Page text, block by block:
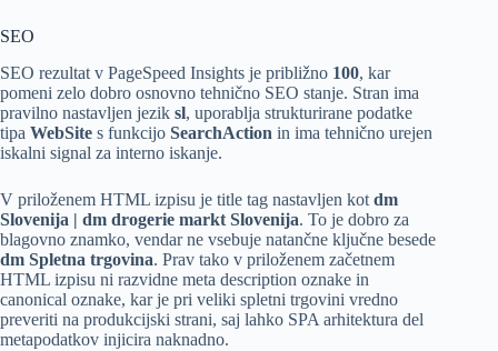
SEO
SEO rezultat v PageSpeed Insights je približno 100, kar
pomeni zelo dobro osnovno tehnično SEO stanje. Stran ima
pravilno nastavljen jezik sl, uporablja strukturirane podatke
tipa WebSite s funkcijo SearchAction in ima tehnično urejen
iskalni signal za interno iskanje.
V priloženem HTML izpisu je title tag nastavljen kot dm
Slovenija | dm drogerie markt Slovenija. To je dobro za
blagovno znamko, vendar ne vsebuje natančne ključne besede
dm Spletna trgovina. Prav tako v priloženem začetnem
HTML izpisu ni razvidne meta description oznake in
canonical oznake, kar je pri veliki spletni trgovini vredno
preveriti na produkcijski strani, saj lahko SPA arhitektura del
metapodatkov injicira naknadno.